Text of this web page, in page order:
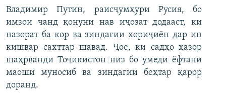
Владимир Путин, раисҷумҳури Русия, бо
имзои чанд қонуни нав иҷозат додааст, ки
назорат ба кор ва зиндагии хориҷиён дар ин
кишвар сахттар шавад. Ҷое, ки садҳо ҳазор
шаҳрванди Тоҷикистон низ бо умеди ёфтани
маоши муносиб ва зиндагии беҳтар қарор
доранд.